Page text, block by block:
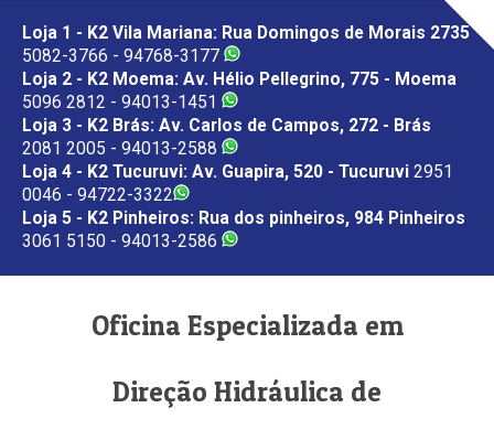
Loja 1 - K2 Vila Mariana: Rua Domingos de Morais 2735
5082-3766 - 94768-3177
Loja 2 - K2 Moema: Av. Hélio Pellegrino, 775 - Moema
5096 2812 - 94013-1451
Loja 3 - K2 Brás: Av. Carlos de Campos, 272 - Brás
2081 2005 - 94013-2588
Loja 4 - K2 Tucuruvi: Av. Guapira, 520 - Tucuruvi 2951
0046 - 94722-3322
Loja 5 - K2 Pinheiros: Rua dos pinheiros, 984 Pinheiros
3061 5150 - 94013-2586
Oficina Especializada em
Direção Hidráulica de